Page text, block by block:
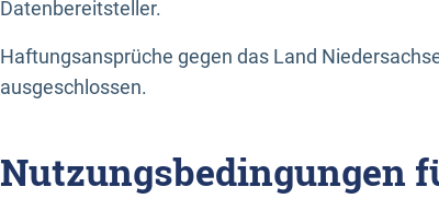
Datenbereitsteller.
Haftungsansprüche gegen das Land
ausgeschlossen.
Nutzungsbedingungen